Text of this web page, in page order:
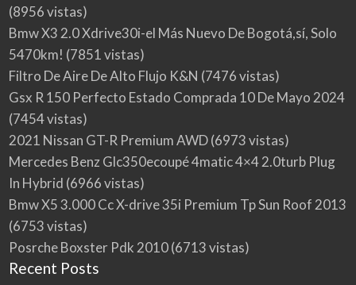
(8956 vistas)
Bmw X3 2.0 Xdrive30i-el Más Nuevo De Bogotá,sí, Solo
5470km! (7851 vistas)
Filtro De Aire De Alto Flujo K&N (7476 vistas)
Gsx R 150 Perfecto Estado Comprada 10 De Mayo 2024
(7454 vistas)
2021 Nissan GT-R Premium AWD(6973 vistas)
Mercedes Benz Glc350ecoupé 4matic 4×4 2.0turb Plug
In Hybrid (6966 vistas)
Bmw X5 3.000 Cc X-drive 35i Premium Tp Sun Roof 2013
(6753 vistas)
Posrche Boxster Pdk 2010(6713 vistas)
Recent Posts